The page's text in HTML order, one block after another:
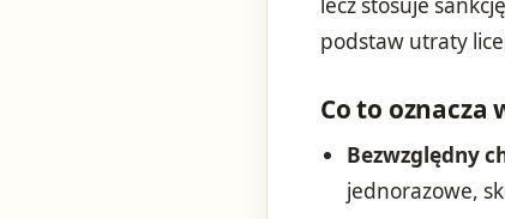
lecz stosuje
podstaw utraty
Co to oznacza
Bezwzględny
jednorazowe,